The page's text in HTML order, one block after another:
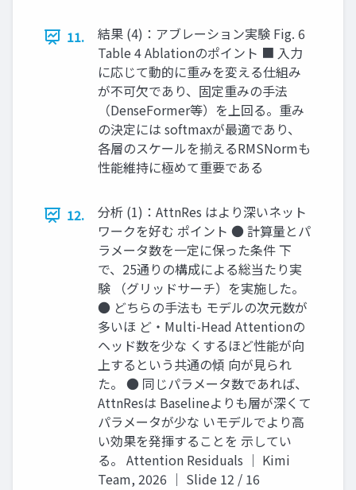
11.
結果 (4)：アブレーション実験 Fig. 6
Table 4 Ablationのポイント ■ 入力
に応じて動的に重みを変える仕組み
が不可欠であり、固定重みの手法
（DenseFormer等）を上回る。重み
の決定には softmaxが最適であり、
各層のスケールを揃えるRMSNormも
性能維持に極めて重要である
12.
分析 (1)：AttnRes はより深いネット
ワークを好む ポイント ● 計算量とパ
ラメータ数を一定に保った条件 下
で、25通りの構成による総当たり実
験 （グリッドサーチ）を実施した。
● どちらの手法も モデルの次元数が
多いほ ど・Multi-Head Attentionの
ヘッド数を少な くするほど性能が向
上するという共通の傾 向が見られ
た。 ● 同じパラメータ数であれば、
AttnResは Baselineよりも層が深くて
パラメータが少な いモデルでより高
い効果を発揮することを 示してい
る。 Attention Residuals ｜ Kimi
Team, 2026 ｜ Slide 12 / 16